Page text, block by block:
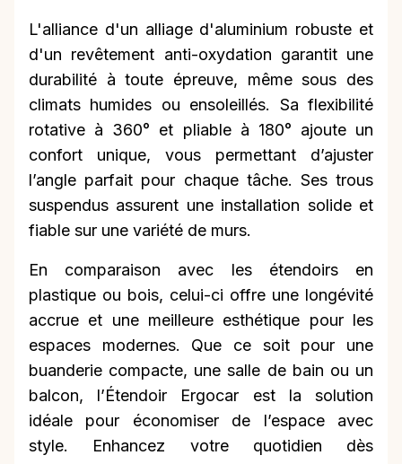
L'alliance d'un alliage d'aluminium robuste et
d'un revêtement anti-oxydation garantit une
durabilité à toute épreuve, même sous des
climats humides ou ensoleillés. Sa flexibilité
rotative à 360° et pliable à 180° ajoute un
confort unique, vous permettant d’ajuster
l’angle parfait pour chaque tâche. Ses trous
suspendus assurent une installation solide et
fiable sur une variété de murs.
En comparaison avec les étendoirs en
plastique ou bois, celui-ci offre une longévité
accrue et une meilleure esthétique pour les
espaces modernes. Que ce soit pour une
buanderie compacte, une salle de bain ou un
balcon, l’Étendoir Ergocar est la solution
idéale pour économiser de l’espace avec
style. Enhancez votre quotidien dès